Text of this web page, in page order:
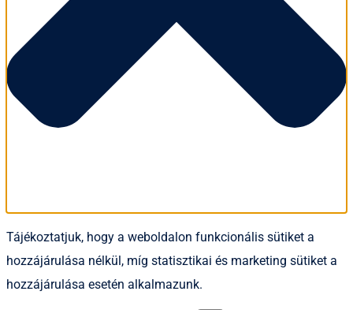
Tájékoztatjuk, hogy a weboldalon funkcionális sütiket a
hozzájárulása nélkül, míg statisztikai és marketing sütiket a
hozzájárulása esetén alkalmazunk.